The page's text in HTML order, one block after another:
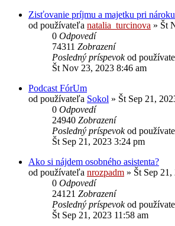
Zisťovanie príjmu a majetku pri
od používateľa natalia_turcinova » Št
0 Odpovedí
74311 Zobrazení
Posledný príspevokod
Št Nov 23, 2023 8:46 am
Podcast FórUm
od používateľa Sokol » Št Sep 21,
0 Odpovedí
24940 Zobrazení
Posledný príspevokod
Št Sep 21, 2023 3:24 pm
Ako si nájdem osobného asistenta?
od používateľa nrozpadm » Št Sep
0 Odpovedí
24121 Zobrazení
Posledný príspevokod
Št Sep 21, 2023 11:58 am